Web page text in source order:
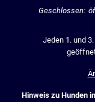
Klicken, um
Geschlossen:
Jeden 1. und
Hinweis zu Hunden